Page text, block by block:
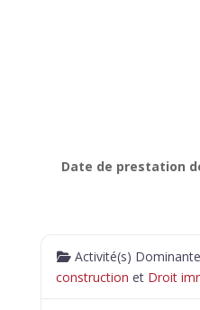
Date de prestation
Activité(s)
construction et Droit